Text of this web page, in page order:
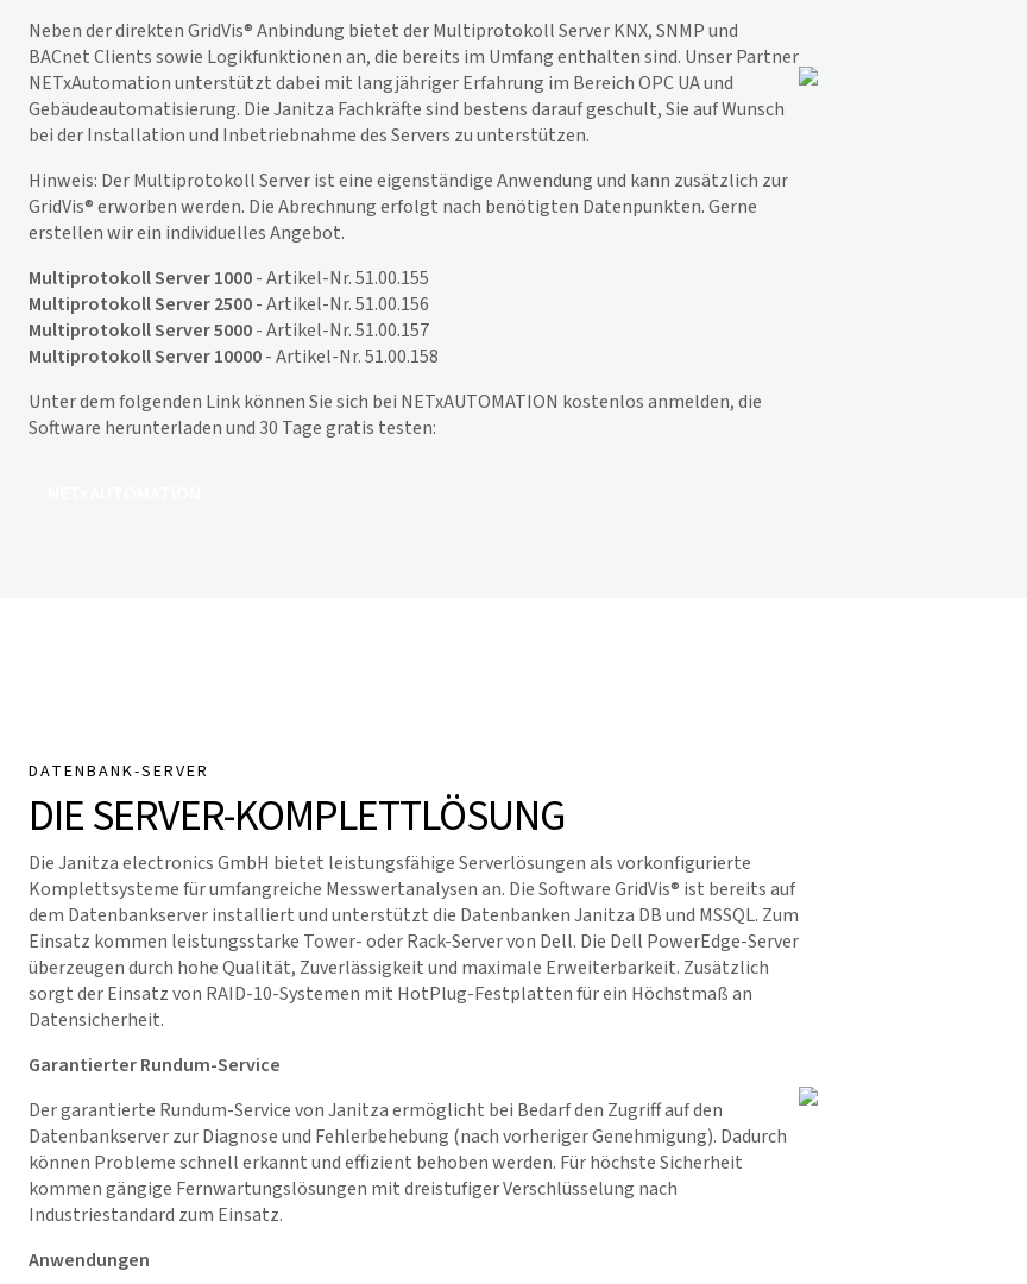
Neben der direktenGridVis® Anbindung bietet der Multiprotokoll Server KNX, SNMP und
BACnet Clients sowie Logikfunktionen an, die bereits im Umfang enthalten sind. Unser Partner
NETxAutomation unterstützt dabei mit langjähriger Erfahrung im Bereich OPC UA und
Gebäudeautomatisierung. Die Janitza Fachkräfte sind bestens darauf geschult, Sie auf Wunsch
bei der Installation und Inbetriebnahme des Servers zu unterstützen.
Hinweis: Der Multiprotokoll Server ist eine eigenständige Anwendung und kann zusätzlich zur
GridVis® erworben werden. Die Abrechnung erfolgt nach benötigten Datenpunkten. Gerne
erstellen wir ein individuelles Angebot.
Multiprotokoll Server 1000- Artikel-Nr. 51.00.155
Multiprotokoll Server 2500- Artikel-Nr. 51.00.156
Multiprotokoll Server 5000- Artikel-Nr. 51.00.157
Multiprotokoll Server 10000- Artikel-Nr. 51.00.158
Unter dem folgenden Link können Sie sich bei NETxAUTOMATION kostenlos anmelden, die
Software herunterladen und 30 Tage gratis testen:
DATENBANK-SERVER
DIE SERVER-KOMPLETTLÖSUNG
Die Janitza electronics GmbH bietet leistungsfähige Serverlösungen als vorkonfigurierte
Komplettsysteme für umfangreiche Messwertanalysen an. Die SoftwareGridVis® ist bereits auf
dem Datenbankserver installiert und unterstützt die Datenbanken Janitza DB und MSSQL. Zum
Einsatz kommen leistungsstarke Tower- oder Rack-Server von Dell. Die Dell PowerEdge-Server
überzeugen durch hohe Qualität, Zuverlässigkeit und maximale Erweiterbarkeit. Zusätzlich
sorgt der Einsatz von RAID-10-Systemen mit HotPlug-Festplatten für ein Höchstmaß an
Datensicherheit.
Garantierter Rundum-Service
Der garantierte Rundum-Service von Janitza ermöglicht bei Bedarf den Zugriff auf den
Datenbankserver zur Diagnose und Fehlerbehebung (nach vorheriger Genehmigung). Dadurch
können Probleme schnell erkannt und effizient behoben werden. Für höchste Sicherheit
kommen gängige Fernwartungslösungen mit dreistufiger Verschlüsselung nach
Industriestandard zum Einsatz.
Anwendungen